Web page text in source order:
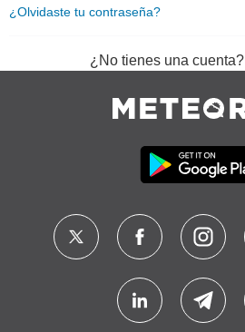
¿Olvidaste tu contraseña?
¿No tienes una cuenta?